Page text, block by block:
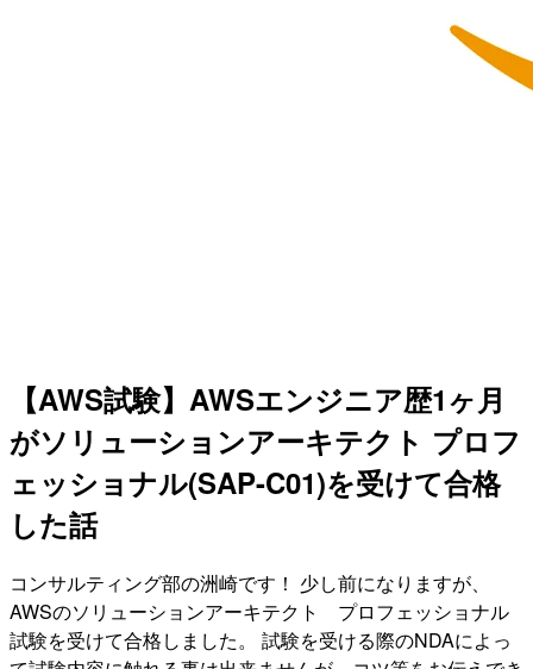
【AWS試験】AWSエンジニア歴1ヶ月
がソリューションアーキテクト プロフ
ェッショナル(SAP-C01)を受けて合格
した話
コンサルティング部の洲崎です！ 少し前になりますが、
AWSのソリューションアーキテクト プロフェッショナル
試験を受けて合格しました。 試験を受ける際のNDAによっ